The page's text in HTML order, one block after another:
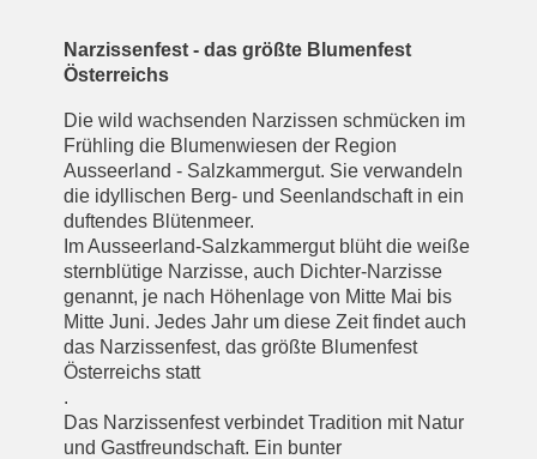
Narzissenfest - das größte Blumenfest
Österreichs
Die wild wachsenden Narzissen schmücken im
Frühling die Blumenwiesen der Region
Ausseerland - Salzkammergut. Sie verwandeln
die idyllischen Berg- und Seenlandschaft in ein
duftendes Blütenmeer.
Im Ausseerland-Salzkammergut blüht die weiße
sternblütige Narzisse, auch Dichter-Narzisse
genannt, je nach Höhenlage von Mitte Mai bis
Mitte Juni. Jedes Jahr um diese Zeit findet auch
das Narzissenfest, das größte Blumenfest
Österreichs statt
.
Das Narzissenfest verbindet Tradition mit Natur
und Gastfreundschaft. Ein bunter